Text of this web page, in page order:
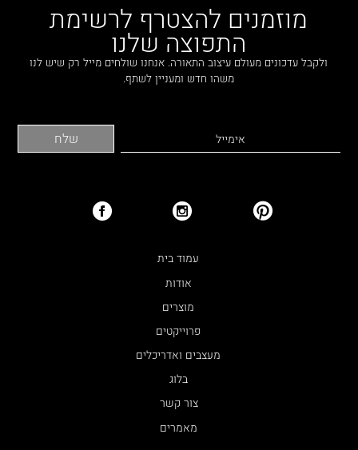
מוזמנים להצטרף לרשימת
התפוצה שלנו
ולקבל עדכונים מעולם עיצוב התאורה. אנחנו שולחים מייל רק שיש לנו
משהו חדש ומעניין לשתף.
עמוד בית
אודות
מוצרים
פרוייקטים
מעצבים ואדריכלים
בלוג
צור קשר
מאמרים